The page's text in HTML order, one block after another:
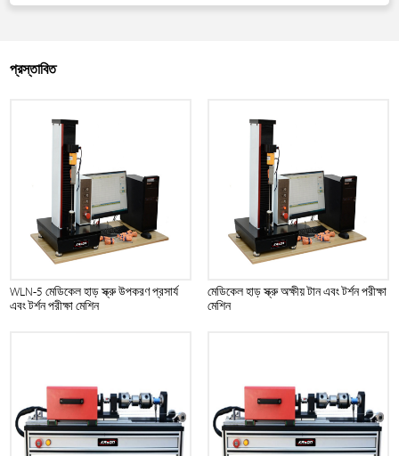
প্রস্তাবিত
WLN-5 মেডিকেল হাড় স্ক্রু উপকরণ প্রসার্য
এবং টর্শন পরীক্ষা মেশিন
মেডিকেল হাড় স্ক্রু অক্ষীয় টান এবং টর্শন পরীক্ষা
মেশিন